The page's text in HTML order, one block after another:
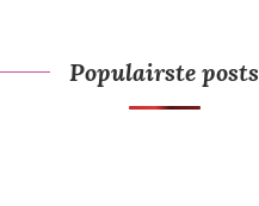
Populairste posts